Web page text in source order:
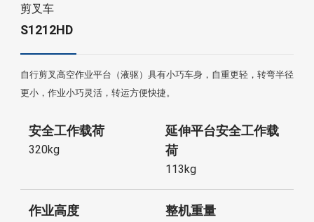
剪叉车
S1212HD
自行剪叉高空作业平台（液驱）具有小巧车身，自重更轻，转弯半径
更小，作业小巧灵活，转运方便快捷。
安全工作载荷
320kg
延伸平台安全工作载
荷
113kg
作业高度 整机重量